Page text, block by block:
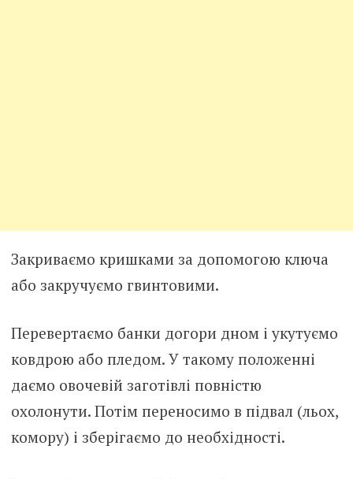
Закриваємо кришками за допомогою ключа
або закручуємо гвинтовими.
Перевертаємо банки догори дном і укутуємо
ковдрою або пледом. У такому положенні
даємо овочевій заготівлі повністю
охолонути. Потім переносимо в підвал (льох,
комору) і зберігаємо до необхідності.